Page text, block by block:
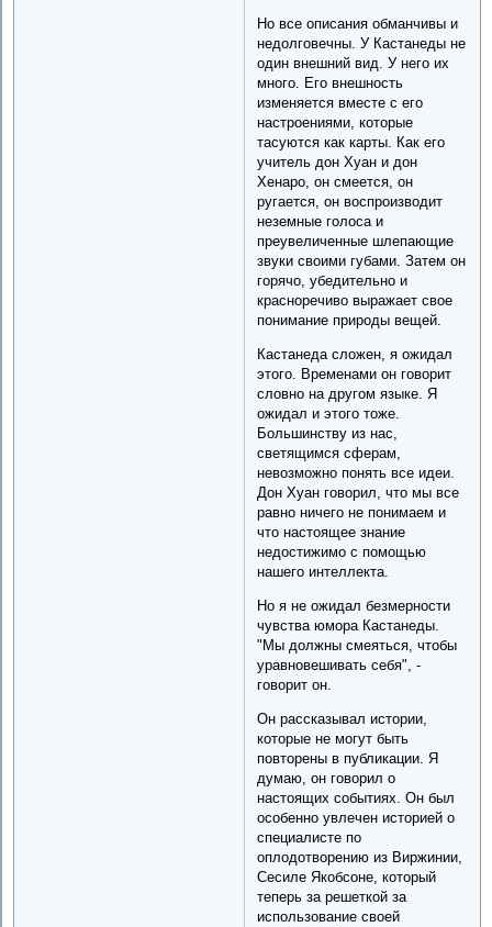
Но все описания обманчивы и
недолговечны. У Кастанеды не
один внешний вид. У него их
много. Его внешность
изменяется вместе с его
настроениями, которые
тасуются как карты. Как его
учитель дон Хуан и дон
Хенаро, он смеется, он
ругается, он воспроизводит
неземные голоса и
преувеличенные шлепающие
звуки своими губами. Затем он
горячо, убедительно и
красноречиво выражает свое
понимание природы вещей.
Кастанеда сложен, я ожидал
этого. Временами он говорит
словно на другом языке. Я
ожидал и этого тоже.
Большинству из нас,
светящимся сферам,
невозможно понять все идеи.
Дон Хуан говорил, что мы все
равно ничего не понимаем и
что настоящее знание
недостижимо с помощью
нашего интеллекта.
Но я не ожидал безмерности
чувства юмора Кастанеды.
"Мы должны смеяться, чтобы
уравновешивать себя", -
говорит он.
Он рассказывал истории,
которые не могут быть
повторены в публикации. Я
думаю, он говорил о
настоящих событиях. Он был
особенно увлечен историей о
специалисте по
оплодотворению из Виржинии,
Сесиле Якобсоне, который
теперь за решеткой за
использование своей